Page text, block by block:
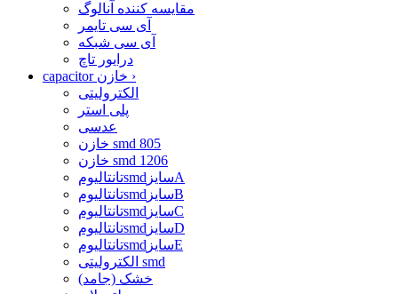
مقایسه کننده آنالوگ
آی سی تایمر
آی سی شبکه
درایور تاچ
›
الکترولیتی
پلی استر
عدسی
خازن smd 805
خازن smd 1206
تانتالیومsmdسایزA
تانتالیومsmdسایزB
تانتالیومsmdسایزC
تانتالیومsmdسایزD
تانتالیومsmdسایزE
الکترولیتی smd
خشک (جامد)